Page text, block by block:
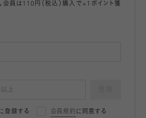
会員は110円（税込）購入で+1ポイント獲
登録する 会員規約 に同意する